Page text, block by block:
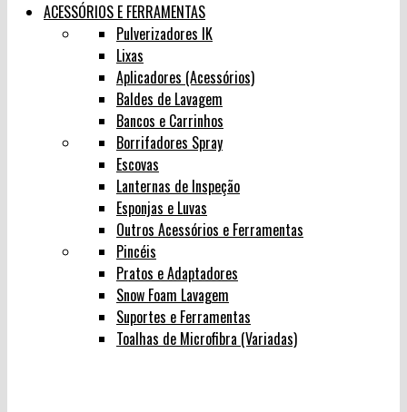
ACESSÓRIOS E FERRAMENTAS
Pulverizadores IK
Lixas
Aplicadores (Acessórios)
Baldes de Lavagem
Bancos e Carrinhos
Borrifadores Spray
Escovas
Lanternas de Inspeção
Esponjas e Luvas
Outros Acessórios e Ferramentas
Pincéis
Pratos e Adaptadores
Snow Foam Lavagem
Suportes e Ferramentas
Toalhas de Microfibra (Variadas)